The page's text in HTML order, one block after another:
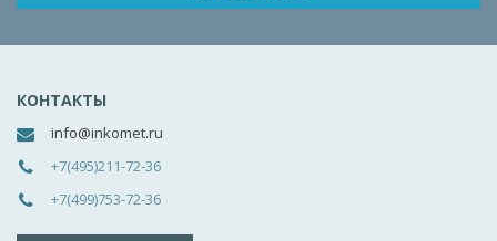
КОНТАКТЫ
info@inkomet.ru
+7(495)211-72-36
+7(499)753-72-36